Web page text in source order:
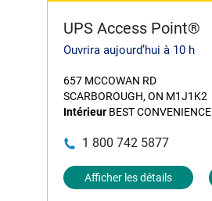
UPS Access Point®
Ouvrira aujourd’hui à 10 h
657 MCCOWAN RD
SCARBOROUGH, ON M1J1K2
Intérieur BEST CONVENIENCE
1 800 742 5877
Afficher les détails